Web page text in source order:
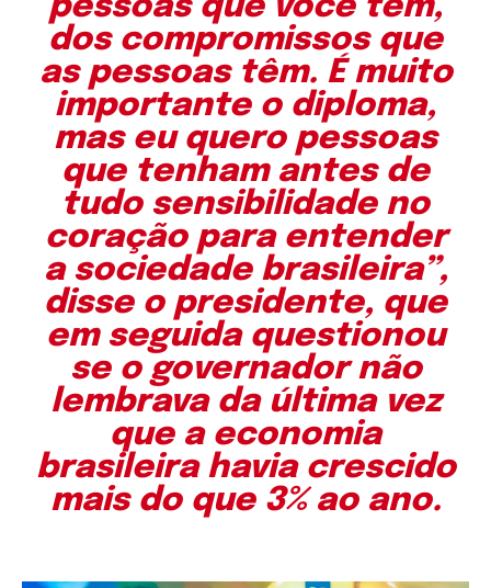
pessoas que você tem,
dos compromissos que
as pessoas têm. É muito
importante o diploma,
mas eu quero pessoas
que tenham antes de
tudo sensibilidade no
coração para entender
a sociedade brasileira”,
disse o presidente, que
em seguida questionou
se o governador não
lembrava da última vez
que a economia
brasileira havia crescido
mais do que 3% ao ano.